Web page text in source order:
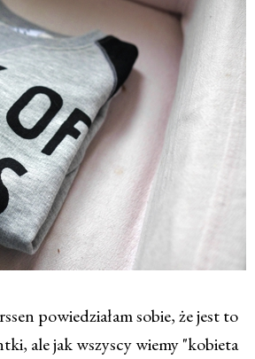
powiedziałam sobie, że jest to
ale jak wszyscy wiemy "kobieta